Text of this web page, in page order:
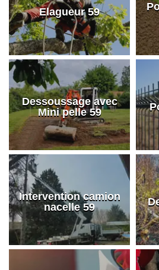
Elagueur 59
Dessoussage avec
Mini pelle 59
Intervention camion
nacelle 59